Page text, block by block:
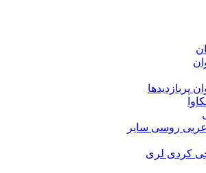
پربازدیدها
عربی روسی سایر
کردی لری